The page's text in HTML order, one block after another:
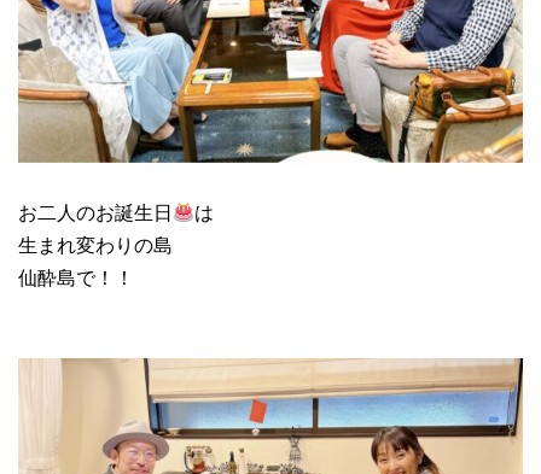
お二人のお誕生日
は
生まれ変わりの島
仙酔島で！！